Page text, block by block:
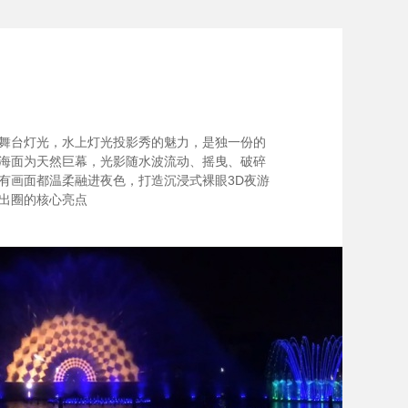
台灯光，水上灯光投影秀的魅力，是独一份的
面为天然巨幕，光影随水波流动、摇曳、破碎
画面都温柔融进夜色，打造沉浸式裸眼3D夜游
圈的核心亮点